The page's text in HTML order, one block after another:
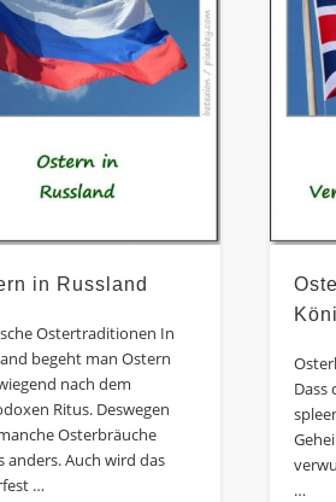
in Russland
Ostertraditionen In
begeht man Ostern
nach dem
Ritus. Deswegen
Osterbräuche
anders. Auch wird das
…
Dass
…